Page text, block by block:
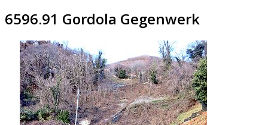
6596.91 Gordola Gegenwerk